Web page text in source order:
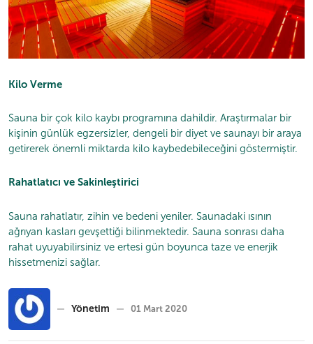
Kilo Verme
Sauna bir çok kilo kaybı programına dahildir. Araştırmalar bir
kişinin günlük egzersizler, dengeli bir diyet ve saunayı bir araya
getirerek önemli miktarda kilo kaybedebileceğini göstermiştir.
Rahatlatıcı ve Sakinleştirici
Sauna rahatlatır, zihin ve bedeni yeniler. Saunadaki ısının
ağrıyan kasları gevşettiği bilinmektedir. Sauna sonrası daha
rahat uyuyabilirsiniz ve ertesi gün boyunca taze ve enerjik
hissetmenizi sağlar.
Yönetim 01 Mart 2020